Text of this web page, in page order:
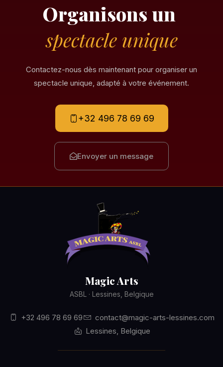
Organisons un
spectacle unique
Contactez-nous dès maintenant pour organiser un
spectacle unique, adapté à votre événement.
+32 496 78 69 69
Envoyer un message
Magic Arts
ASBL · Lessines, Belgique
+32 496 78 69 69
contact@magic-arts-lessines.com
Lessines, Belgique